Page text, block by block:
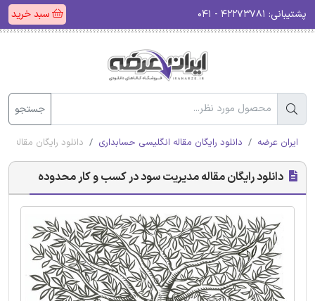
پشتیبانی: سبد خرید
جستجو
ایران عرضه دانلود رایگان مقاله انگلیسی حسابداری دانلود رایگان
دانلود رایگان مقاله مدیریت سود در کسب و کار محدوده